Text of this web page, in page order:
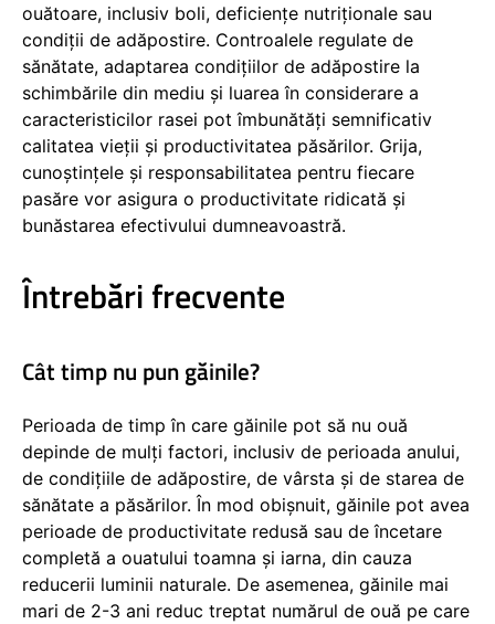
ouătoare, inclusiv boli, deficiențe nutriționale sau
condiții de adăpostire. Controalele regulate de
sănătate, adaptarea condițiilor de adăpostire la
schimbările din mediu și luarea în considerare a
caracteristicilor rasei pot îmbunătăți semnificativ
calitatea vieții și productivitatea păsărilor. Grija,
cunoștințele și responsabilitatea pentru fiecare
pasăre vor asigura o productivitate ridicată și
bunăstarea efectivului dumneavoastră.
Întrebări frecvente
Cât timp nu pun găinile?
Perioada de timp în care găinile pot să nu ouă
depinde de mulți factori, inclusiv de perioada anului,
de condițiile de adăpostire, de vârsta și de starea de
sănătate a păsărilor. În mod obișnuit, găinile pot avea
perioade de productivitate redusă sau de încetare
completă a ouatului toamna și iarna, din cauza
reducerii luminii naturale. De asemenea, găinile mai
mari de 2-3 ani reduc treptat numărul de ouă pe care